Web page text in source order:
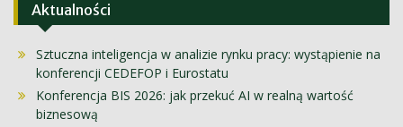
Aktualności
Sztuczna inteligencja w analizie rynku pracy: wystąpienie na
konferencji CEDEFOP i Eurostatu
Konferencja BIS 2026: jak przekuć AI w realną wartość
biznesową